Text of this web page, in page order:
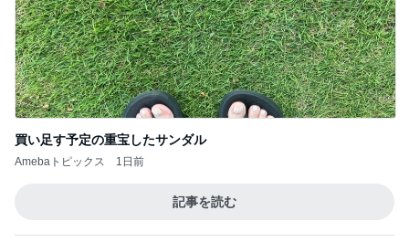
買い足す予定の重宝したサンダル
Amebaトピックス 1日前
記事を読む